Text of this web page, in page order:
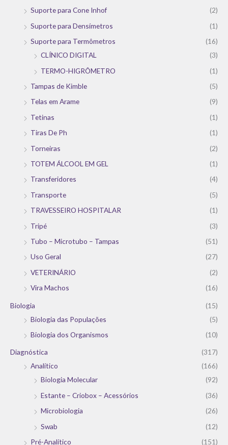
Suporte para Cone Inhof
(2)
Suporte para Densímetros
(1)
Suporte para Termômetros
(16)
CLÍNICO DIGITAL
(3)
TERMO-HIGRÔMETRO
(1)
Tampas de Kimble
(5)
Telas em Arame
(9)
Tetinas
(1)
Tiras De Ph
(1)
Torneiras
(2)
TOTEM ÁLCOOL EM GEL
(1)
Transferidores
(4)
Transporte
(5)
TRAVESSEIRO HOSPITALAR
(1)
Tripé
(3)
Tubo – Microtubo – Tampas
(51)
Uso Geral
(27)
VETERINÁRIO
(2)
Vira Machos
(16)
Biologia
(15)
Biologia das Populações
(5)
Biologia dos Organismos
(10)
Diagnóstica
(317)
Analítico
(166)
Biologia Molecular
(92)
Estante – Criobox – Acessórios
(36)
Microbiologia
(26)
Swab
(12)
Pré-Analítico
(151)